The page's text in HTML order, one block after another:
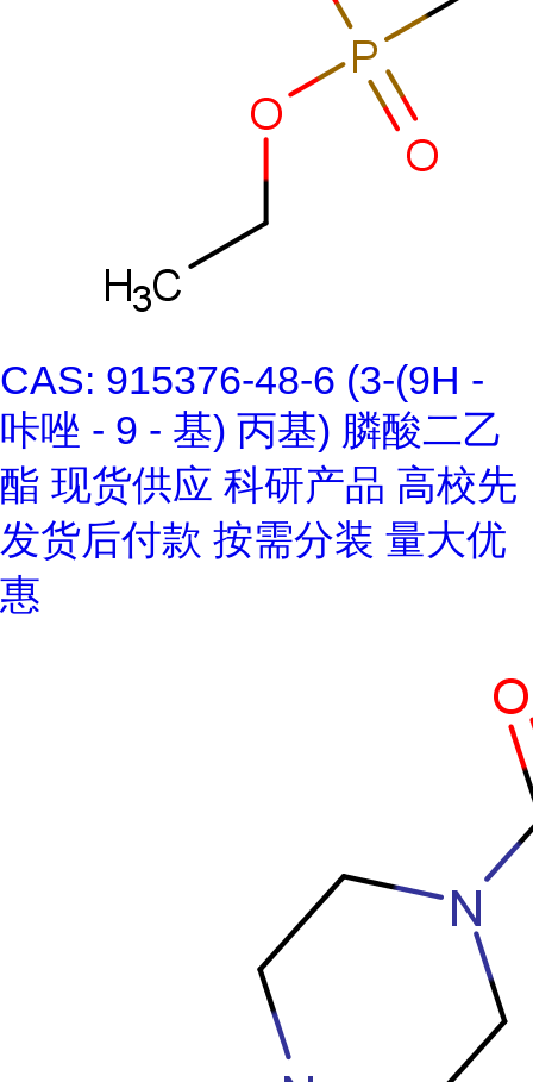
CAS: 915376-48-6 (3-(9H -
咔唑 - 9 - 基) 丙基) 膦酸二乙
酯 现货供应 科研产品 高校先
发货后付款 按需分装 量大优
惠